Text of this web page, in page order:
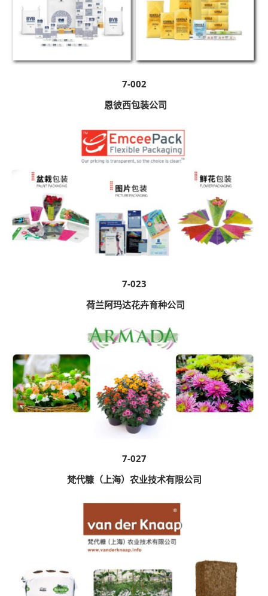
7-002
恩彼西包装公司
7-023
荷兰阿玛达花卉育种公司
7-027
梵代糠（上海）农业技术有限公司